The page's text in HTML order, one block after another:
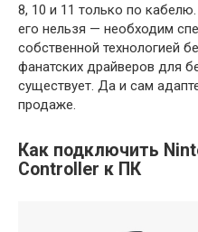
8, 10 и 11 только по
его нельзя — необходим
собственной технологией
фанатских драйверов для
существует. Да и сам
продаже.
Как подключить
Controller к ПК